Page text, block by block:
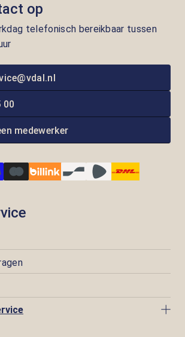
op
telefonisch bereikbaar tussen
00
medewerker